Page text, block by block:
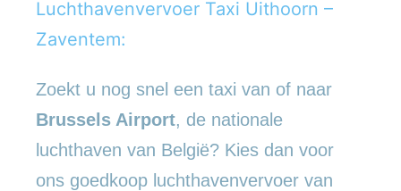
Luchthavenvervoer Taxi Uithoorn –
Zaventem:
Zoekt u nog snel een taxi van of naar
Brussels Airport, de nationale
luchthaven van België? Kies dan voor
ons goedkoop luchthavenvervoer van